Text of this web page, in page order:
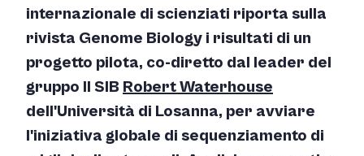
internazionale di scienziati riporta sulla
rivista Genome Biology i risultati di un
progetto pilota, co-diretto dal leader del
gruppo Il SIB Robert Waterhouse
dell'Università di Losanna, per avviare
l'iniziativa globale di sequenziamento di